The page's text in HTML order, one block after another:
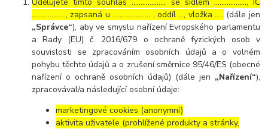
………………., zapsaná u ………………… , oddíl …, vložka ….. (dále jen
„Správce“), aby ve smyslu nařízení Evropského parlamentu
a Rady (EU) č. 2016/679 o ochraně fyzických osob v
souvislosti se zpracováním osobních údajů a o volném
pohybu těchto údajů a o zrušení směrnice 95/46/ES (obecné
nařízení o ochraně osobních údajů) (dále jen „Nařízení“),
zpracovával/a následující osobní údaje:
marketingové cookies (anonymní)
aktivita uživatele (prohlížené produkty a stránky,